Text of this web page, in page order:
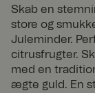
Skab en
store og
Juleminder.
citrusfrugter.
med en
ægte guld. En